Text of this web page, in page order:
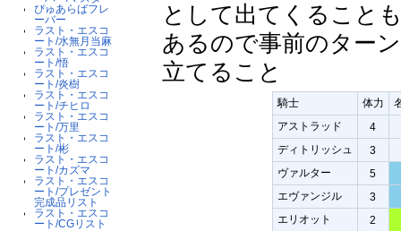
ぴゅあらばフレ
ーバー
ラスト・エスコ
ート/水無月当麻
ラスト・エスコ
ート/悟
ラスト・エスコ
ート/炎樹
ラスト・エスコ
ート/チヒロ
ラスト・エスコ
ート/万里
ラスト・エスコ
ート/彬
ラスト・エスコ
ート/カズマ
ラスト・エスコ
ート/プレゼント
完成品リスト
ラスト・エスコ
ート/CGリスト
として出てくること
あるので事前のター
立てること
騎士 体力
アストラッド
4
ディトリッシュ
3
ヴァルター
5
エヴァンジル
3
エリオット
2